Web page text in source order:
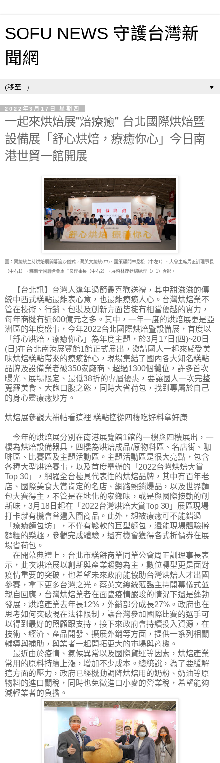
SOFU NEWS 守護台灣新
聞網
▼
2022年3月17日 星期四
一起來烘焙展”焙療癒” 台北國際烘焙暨
設備展「舒心烘焙，療癒你心」今日南
港世貿一館開展
圖：蔡總統主持烘焙展開幕流沙儀式，蔡英文總統(中)，國策顧問林見松（中左1）、大會主席周正訓理事長
（中右1）、糕餅全國聯合會周子良理事長（中右2）、展昭林茂廷總經理（左1）合影。
【台北訊】台灣人逢年過節最喜歡送禮，其中甜滋滋的傳
統中西式糕點最能表心意，也最能療癒人心。台灣烘焙業不
管在技術、行銷、包裝及創新方面皆擁有相當優越的實力，
每年商機有近600億元之多。其中，一年一度的烘焙展更是亞
洲區的年度盛事，今年2022台北國際烘焙暨設備展，首度以
「舒心烘焙，療癒你心」為年度主題，於3月17日(四)~20日
(日)在台北南港展覽館1館正式展出，邀請國人一起來感受美
味烘焙糕點帶來的療癒舒心，現場集結了國內各大知名糕點
品牌及設備業者破350家廠商、超過1300個攤位，許多首次
曝光、展場限定、最低38折的專屬優惠，要讓國人一次完整
蒐羅美食、大飽口腹之慾，同時大省荷包，找到專屬於自己
的身心靈療癒妙方。
烘焙展參觀大補帖看這裡 糕點控從四樓吃好料拿好康
今年的烘焙展分別在南港展覽館1館的一樓與四樓展出，一
樓為烘焙設備器具，四樓為烘焙成品/原物料區、名店街、咖
啡區、比賽區及主題活動區。主題活動區是很大亮點，包含
各種大型烘焙賽事，以及首度舉辦的「2022台灣烘焙大賞
Top 30」，網羅全台極具代表性的烘焙品牌，其中有百年老
店、國際美食大賞肯定的名店、網路熱銷爆品，以及世界麵
包大賽得主，不管是在地化的家鄉味，或是與國際接軌的創
新味，3月18日起在「2022台灣烘焙大賞Top 30」展區現場
打卡就有機會嘗遍入圍商品。此外，想被療癒可不能錯過
「療癒麵包坊」，不僅有鬆軟的巨型麵包，還能現場體驗擀
麵糰的樂趣，參觀完成體驗，還有機會獲得各式折價券在展
場省荷包。
在開幕典禮上，台北市糕餅商業同業公會周正訓理事長表
示，此次烘焙展以創新與產業趨勢為主，數位轉型更是面對
疫情重要的突破，也希望未來政府能協助台灣烘焙人才出國
參賽，拿下更多台灣之光。蔡英文總統蒞臨主持開幕儀式並
親自回應，台灣烘焙業者在面臨疫情嚴峻的情況下還是蓬勃
發展，烘焙產業去年長12%，外銷部分成長27%。政府也在
思考如何突破現在法律限制，讓台灣參加國際比賽的選手可
以得到最好的照顧跟支持，接下來政府會持續投入資源，在
技術、經濟、產品開發、擴展外銷等方面，提供一系列相關
輔導與補助，與業者一起開拓更大的市場與商機。
最近由於疫情、氣候異常以及國際貨運等因素，烘焙產業
常用的原料持續上漲，增加不少成本。總統說，為了要緩解
這方面的壓力，政府已經機動調降烘焙用的奶粉、奶油等原
物料的進口關稅，同時也免徵進口小麥的營業稅，希望能夠
減輕業者的負擔。